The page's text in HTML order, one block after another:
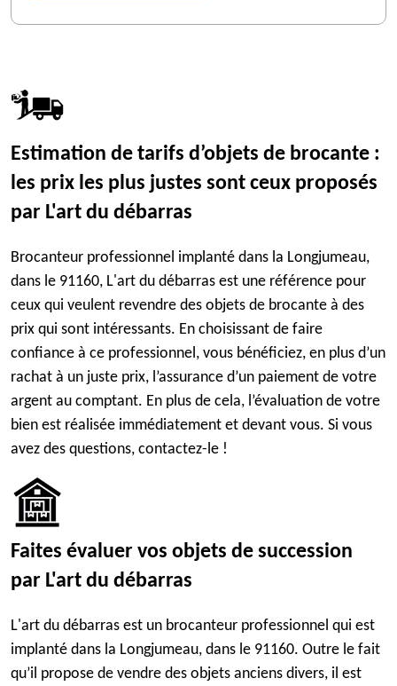
Estimation de tarifs d’objets de brocante :
les prix les plus justes sont ceux proposés
par L'art du débarras
Brocanteur professionnel implanté dans la Longjumeau,
dans le 91160, L'art du débarras est une référence pour
ceux qui veulent revendre des objets de brocante à des
prix qui sont intéressants. En choisissant de faire
confiance à ce professionnel, vous bénéficiez, en plus d’un
rachat à un juste prix, l’assurance d’un paiement de votre
argent au comptant. En plus de cela, l’évaluation de votre
bien est réalisée immédiatement et devant vous. Si vous
avez des questions, contactez-le !
Faites évaluer vos objets de succession
par L'art du débarras
L'art du débarras est un brocanteur professionnel qui est
implanté dans la Longjumeau, dans le 91160. Outre le fait
qu’il propose de vendre des objets anciens divers, il est